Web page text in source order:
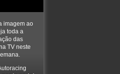
imagem ao
toda a
das
TV neste